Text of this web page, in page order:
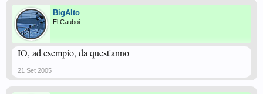
BigAlto
El Cauboi
IO, ad esempio, da quest'anno
21 Set 2005